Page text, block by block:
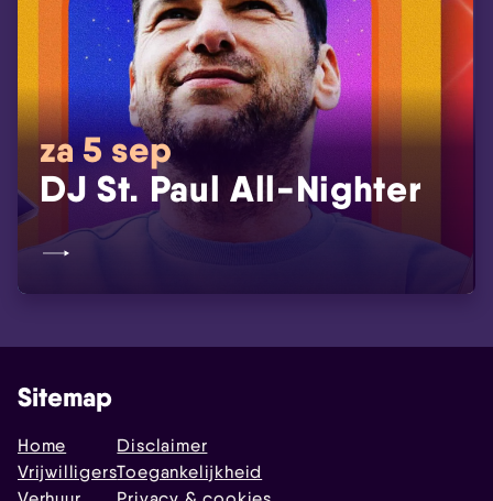
za 5 sep
DJ St. Paul All-Nighter
Sitemap
Home
Vrijwilligers
Disclaimer
Toegankelijkheid